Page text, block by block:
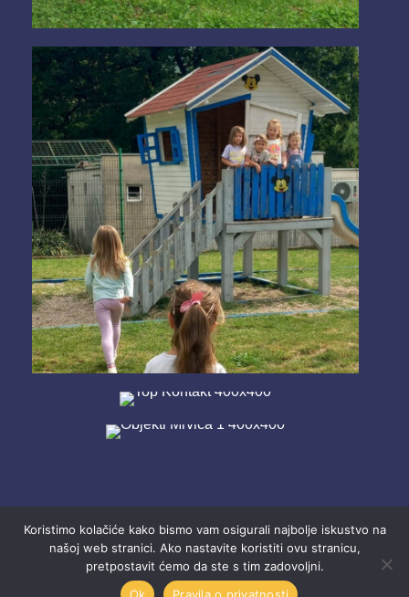
2025 Ustanova “Dječji vrtići” Mostar.
Koristimo kolačiće kako bismo vam osigurali najbolje iskustvo na
našoj web stranici. Ako nastavite koristiti ovu stranicu,
pretpostavit ćemo da ste s tim zadovoljni.
Ok
Pravila o privatnosti